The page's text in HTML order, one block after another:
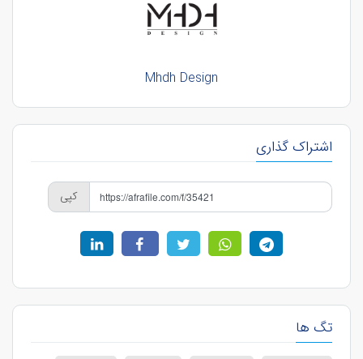
Mhdh Design
اشتراک گذاری
کپی
تگ ها